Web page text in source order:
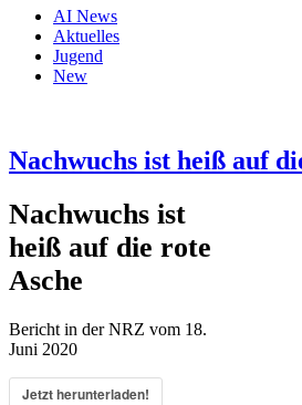
AI News
Aktuelles
Jugend
New
Nachwuchs ist heiß auf
Nachwuchs ist
heiß auf die rote
Asche
Bericht in der NRZ vom 18.
Juni 2020
Jetzt herunterladen!